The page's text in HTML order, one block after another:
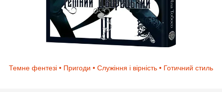
Темне фентезі • Пригоди • Служіння і вірність • Готичний стиль